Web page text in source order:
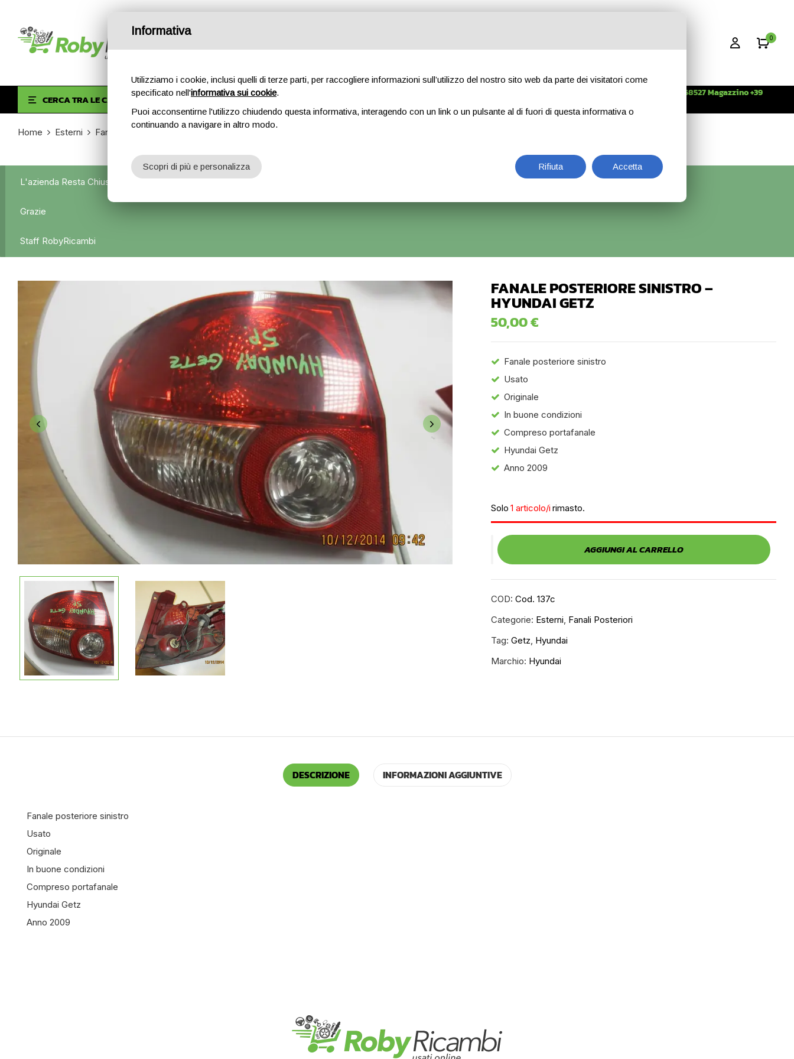
0
CERCA TRA LE CATEGORIE HOME
Info +39 3396268527 Magazzino +39
Home Esterni Fanali posteriori Fanale posteriore sinistro – Hyundai Getz
L'azienda Resta Chiusa Dal 5.08 Al 31.08 Qualsiasi Ordine Verrà Accettato Ma La Spedizione Ripartirà Dal 1 Settembre.
Grazie
Staff RobyRicambi
FANALE POSTERIORE SINISTRO –
HYUNDAI GETZ
50,00€
Fanale posteriore sinistro
Usato
Originale
In buone condizioni
Compreso portafanale
Hyundai Getz
Anno 2009
Solo 1 articolo/i rimasto.
AGGIUNGI AL CARRELLO
COD:Cod. 137c
Categorie: Esterni Fanali Posteriori
Tag:Getz Hyundai
Marchio: Hyundai
DESCRIZIONE INFORMAZIONI AGGIUNTIVE
Fanale posteriore sinistro
Usato
Originale
In buone condizioni
Compreso portafanale
Hyundai Getz
Anno 2009
Informativa
Utilizziamo i cookie, inclusi quelli di terze parti, per raccogliere informazioni sull’utilizzo del nostro sito web da parte dei visitatori come
specificato nell'informativa sui cookie.
Puoi acconsentirne l'utilizzo chiudendo questa informativa, interagendo con un link o un pulsante al di fuori di questa informativa o
continuando a navigare in altro modo.
Rifiuta Accetta
Scopri di più e personalizza